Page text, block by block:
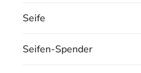
Seife
Seifen-Spender